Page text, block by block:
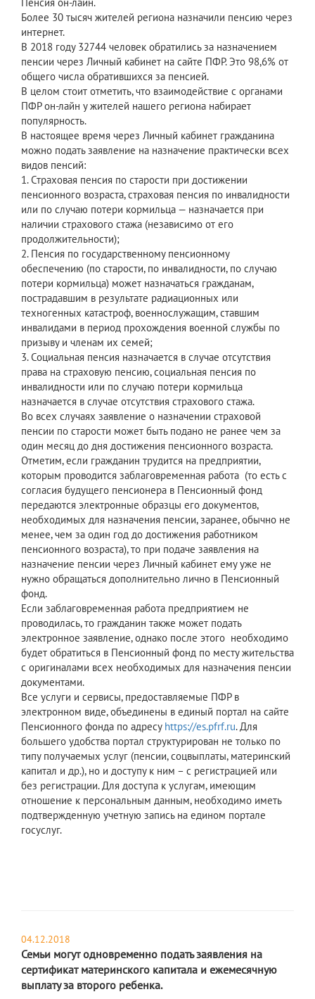
Более 30 тысяч жителей региона назначили пенсию через
интернет.
В 2018 году 32744 человек обратились за назначением
пенсии через Личный кабинет на сайте ПФР. Это 98,6% от
общего числа обратившихся за пенсией.
В целом стоит отметить, что взаимодействие с органами
ПФР он-лайн у жителей нашего региона набирает
популярность.
В настоящее время через Личный кабинет гражданина
можно подать заявление на назначение практически всех
видов пенсий:
1. Страховая пенсия по старости при достижении
пенсионного возраста, страховая пенсия по инвалидности
или по случаю потери кормильца — назначается при
наличии страхового стажа (независимо от его
продолжительности);
2. Пенсия по государственному пенсионному
обеспечению (по старости, по инвалидности, по случаю
потери кормильца) может назначаться гражданам,
пострадавшим в результате радиационных или
техногенных катастроф, военнослужащим, ставшим
инвалидами в период прохождения военной службы по
призыву и членам их семей;
3. Социальная пенсия назначается в случае отсутствия
права на страховую пенсию, социальная пенсия по
инвалидности или по случаю потери кормильца
назначается в случае отсутствия страхового стажа.
Во всех случаях заявление о назначении страховой
пенсии по старости может быть подано не ранее чем за
один месяц до дня достижения пенсионного возраста.
Отметим, если гражданин трудится на предприятии,
которым проводится заблаговременная работа (то есть с
согласия будущего пенсионера в Пенсионный фонд
передаются электронные образцы его документов,
необходимых для назначения пенсии, заранее, обычно не
менее, чем за один год до достижения работником
пенсионного возраста), то при подаче заявления на
назначение пенсии через Личный кабинет ему уже не
нужно обращаться дополнительно лично в Пенсионный
фонд.
Если заблаговременная работа предприятием не
проводилась, то гражданин также может подать
электронное заявление, однако после этого необходимо
будет обратиться в Пенсионный фонд по месту жительства
с оригиналами всех необходимых для назначения пенсии
документами.
Все услуги и сервисы, предоставляемые ПФР в
электронном виде, объединены в единый портал на сайте
Пенсионного фонда по адресу https://es.pfrf.ru. Для
большего удобства портал структурирован не только по
типу получаемых услуг (пенсии, соцвыплаты, материнский
капитал и др.), но и доступу к ним – с регистрацией или
без регистрации. Для доступа к услугам, имеющим
отношение к персональным данным, необходимо иметь
подтвержденную учетную запись на едином портале
госуслуг.
04.12.2018
Семьи могут одновременно подать заявления на
сертификат материнского капитала и ежемесячную
выплату за второго ребенка.